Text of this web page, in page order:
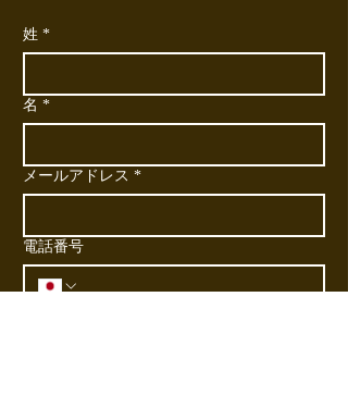
姓 *
名 *
メールアドレス *
電話番号